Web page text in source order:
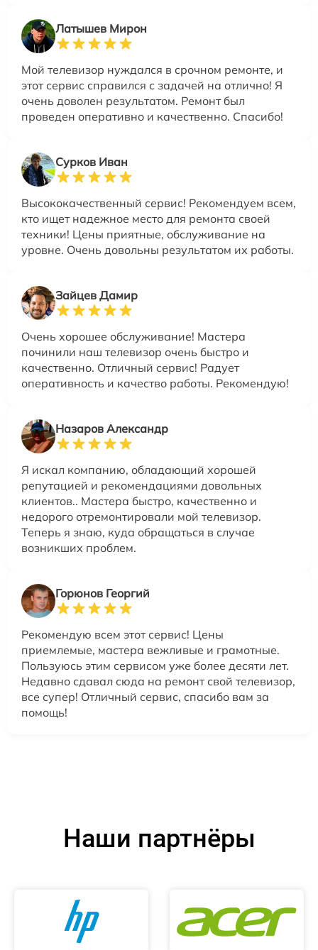
Латышев Мирон
Мой телевизор нуждался в срочном ремонте, и
этот сервис справился с задачей на отлично! Я
очень доволен результатом. Ремонт был
проведен оперативно и качественно. Спасибо!
Сурков Иван
Высококачественный сервис! Рекомендуем всем,
кто ищет надежное место для ремонта своей
техники! Цены приятные, обслуживание на
уровне. Очень довольны результатом их работы.
Зайцев Дамир
Очень хорошее обслуживание! Мастера
починили наш телевизор очень быстро и
качественно. Отличный сервис! Радует
оперативность и качество работы. Рекомендую!
Назаров Александр
Я искал компанию, обладающий хорошей
репутацией и рекомендациями довольных
клиентов.. Мастера быстро, качественно и
недорого отремонтировали мой телевизор.
Теперь я знаю, куда обращаться в случае
возникших проблем.
Горюнов Георгий
Рекомендую всем этот сервис! Цены
приемлемые, мастера вежливые и грамотные.
Пользуюсь этим сервисом уже более десяти лет.
Недавно сдавал сюда на ремонт свой телевизор,
все супер! Отличный сервис, спасибо вам за
помощь!
Наши партнёры